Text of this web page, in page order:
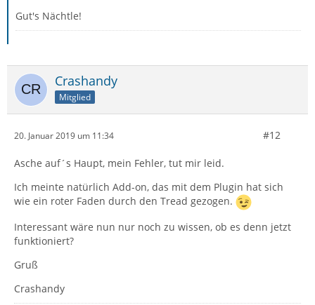
Gut's Nächtle!
Crashandy
Mitglied
20. Januar 2019 um 11:34 #12
Asche auf´s Haupt, mein Fehler, tut mir leid.
Ich meinte natürlich Add-on, das mit dem Plugin hat sich
wie ein roter Faden durch den Tread gezogen.
Interessant wäre nun nur noch zu wissen, ob es denn jetzt
funktioniert?
Gruß
Crashandy